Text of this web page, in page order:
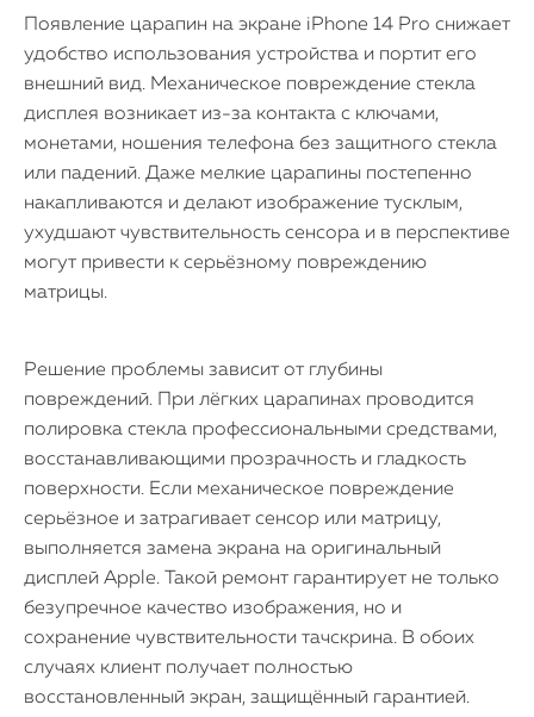
Появление царапин на экране iPhone 14 Pro снижает
удобство использования устройства и портит его
внешний вид. Механическое повреждение стекла
дисплея возникает из-за контакта с ключами,
монетами, ношения телефона без защитного стекла
или падений. Даже мелкие царапины постепенно
накапливаются и делают изображение тусклым,
ухудшают чувствительность сенсора и в перспективе
могут привести к серьёзному повреждению
матрицы.
Решение проблемы зависит от глубины
повреждений. При лёгких царапинах проводится
полировка стекла профессиональными средствами,
восстанавливающими прозрачность и гладкость
поверхности. Если механическое повреждение
серьёзное и затрагивает сенсор или матрицу,
выполняется замена экрана на оригинальный
дисплей Apple. Такой ремонт гарантирует не только
безупречное качество изображения, но и
сохранение чувствительности тачскрина. В обоих
случаях клиент получает полностью
восстановленный экран, защищённый гарантией.